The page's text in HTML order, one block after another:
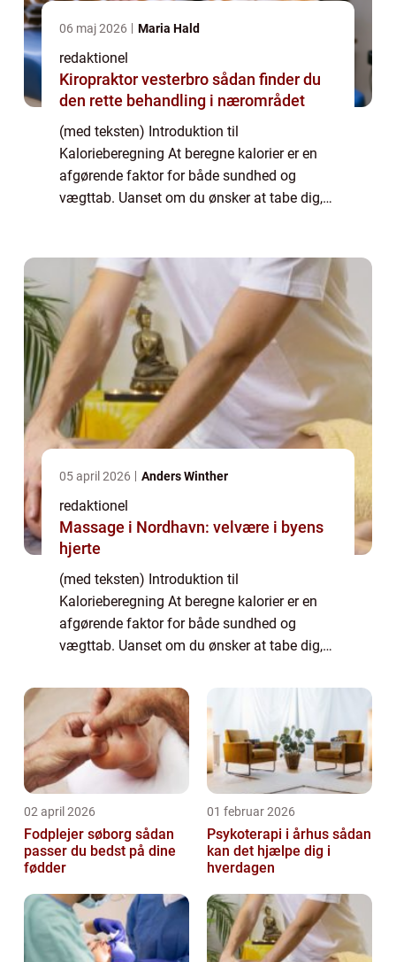
06 maj 2026 Maria Hald
redaktionel
Kiropraktor vesterbro sådan finder du
den rette behandling i nærområdet
(med teksten) Introduktion til
Kalorieberegning At beregne kalorier er en
afgørende faktor for både sundhed og
vægttab. Uanset om du ønsker at tabe dig,
kalorier afgøre...
05 april 2026 Anders Winther
redaktionel
Massage i Nordhavn: velvære i byens
hjerte
(med teksten) Introduktion til
Kalorieberegning At beregne kalorier er en
afgørende faktor for både sundhed og
vægttab. Uanset om du ønsker at tabe dig,
nuværende vægt, er evnen til at beregne
kalorier afgøre...
02 april 2026
Fodplejer søborg sådan
passer du bedst på dine
fødder
01 februar 2026
Psykoterapi i århus sådan
kan det hjælpe dig i
hverdagen